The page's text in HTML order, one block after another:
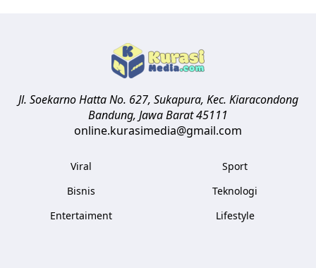
Jl. Soekarno Hatta No. 627, Sukapura, Kec. Kiaracondong
Bandung, Jawa Barat45111
online.kurasimedia@gmail.com
Viral
Bisnis
Entertaiment
Sport
Teknologi
Lifestyle